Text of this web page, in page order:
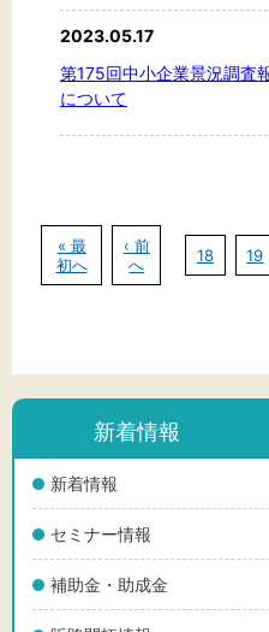
新着情報
新着情報
セミナー情報
補助金・助成金
2023.05.17
第175回中小企業景況調査
について
« 最
初へ
‹ 前
へ
18 19